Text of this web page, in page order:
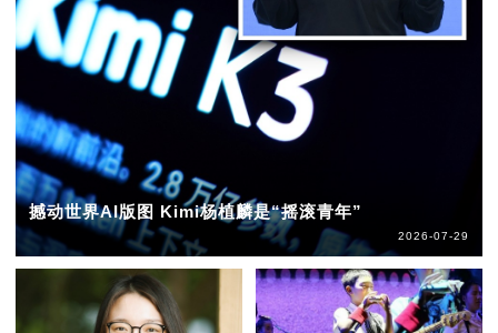
撼动世界AI版图 Kimi杨植麟是“摇滚青年”
2026-07-29